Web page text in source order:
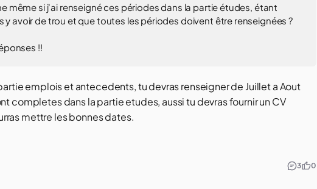
même si j'ai renseigné ces périodes dans la partie études, étant
avoir de trou et que toutes les périodes doivent être renseignées ?
!!
emplois et antecedents, tu devras renseigner de Juillet a Aout
completes dans la partie etudes, aussi tu devras fournir un CV
mettre les bonnes dates.
3 0